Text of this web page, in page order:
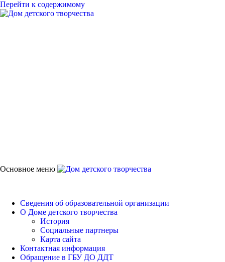
Перейти к содержимому
Основное меню
Сведения об образовательной организации
О Доме детского творчества
История
Социальные партнеры
Карта сайта
Контактная информация
Обращение в ГБУ ДО ДДТ